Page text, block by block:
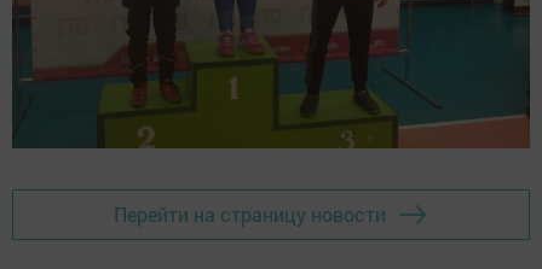
Перейти на страницу новости